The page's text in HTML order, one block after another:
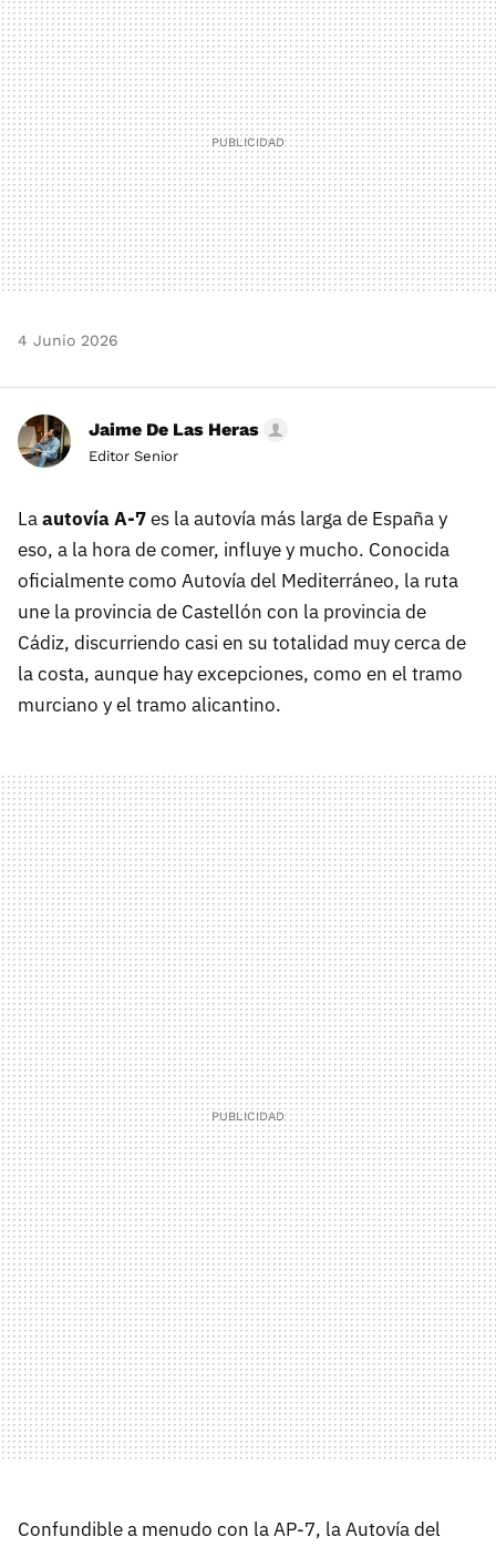
MAIL
4 Junio 2026
Jaime De Las Heras
Editor Senior
Laautovía A-7es la autovía más larga de España y
eso, a la hora de comer, influye y mucho. Conocida
oficialmente como Autovía del Mediterráneo, la ruta
une la provincia de Castellón con la provincia de
Cádiz, discurriendo casi en su totalidad muy cerca de
la costa, aunque hay excepciones, como en el tramo
murciano y el tramo alicantino.
Confundible a menudo con la AP-7, la Autovía del